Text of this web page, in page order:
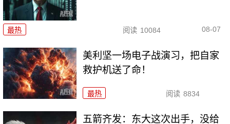
最热 阅读 10084 08-07
美利坚一场电子战演习，把自家
救护机送了命！
最热 阅读 8834
五箭齐发：东大这次出手，没给